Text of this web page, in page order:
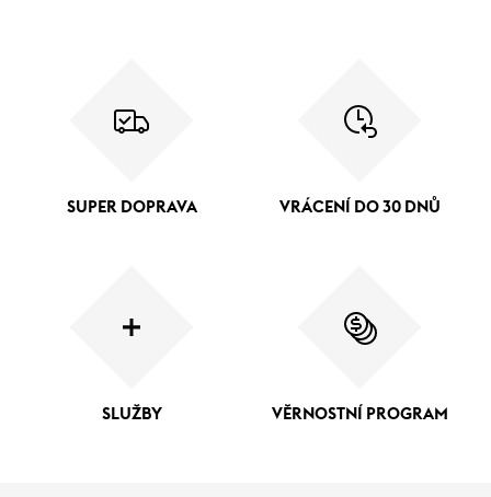
SUPER DOPRAVA VRÁCENÍ DO 30 DNŮ
SLUŽBY VĚRNOSTNÍ PROGRAM